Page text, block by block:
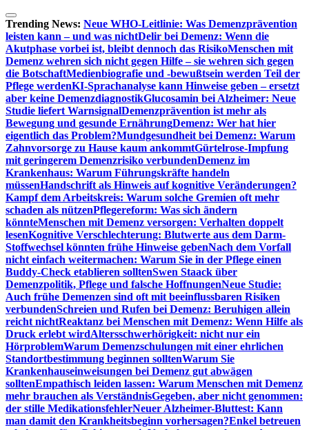
Zum
Inhalt
springen
Trending News: Neue WHO-Leitlinie: Was Demenzprävention
leisten kann – und was nichtDelir bei Demenz: Wenn die
Akutphase vorbei ist, bleibt dennoch das RisikoMenschen mit
Demenz wehren sich nicht gegen Hilfe – sie wehren sich gegen
die BotschaftMedienbiografie und -bewußtsein werden Teil der
Pflege werdenKI-Sprachanalyse kann Hinweise geben – ersetzt
aber keine DemenzdiagnostikGlucosamin bei Alzheimer: Neue
Studie liefert WarnsignalDemenzprävention ist mehr als
Bewegung und gesunde ErnährungDemenz: Wer hat hier
eigentlich das Problem?Mundgesundheit bei Demenz: Warum
Zahnvorsorge zu Hause kaum ankommtGürtelrose-Impfung
mit geringerem Demenzrisiko verbundenDemenz im
Krankenhaus: Warum Führungskräfte handeln
müssenHandschrift als Hinweis auf kognitive Veränderungen?
Kampf dem Arbeitskreis: Warum solche Gremien oft mehr
schaden als nützenPflegereform: Was sich ändern
könnteMenschen mit Demenz versorgen: Verhalten doppelt
lesenKognitive Verschlechterung: Blutwerte aus dem Darm-
Stoffwechsel könnten frühe Hinweise gebenNach dem Vorfall
nicht einfach weitermachen: Warum Sie in der Pflege einen
Buddy-Check etablieren solltenSwen Staack über
Demenzpolitik, Pflege und falsche HoffnungenNeue Studie:
Auch frühe Demenzen sind oft mit beeinflussbaren Risiken
verbundenSchreien und Rufen bei Demenz: Beruhigen allein
reicht nichtReaktanz bei Menschen mit Demenz: Wenn Hilfe als
Druck erlebt wirdAltersschwerhörigkeit: nicht nur ein
HörproblemWarum Demenzschulungen mit einer ehrlichen
Standortbestimmung beginnen solltenWarum Sie
Krankenhauseinweisungen bei Demenz gut abwägen
solltenEmpathisch leiden lassen: Warum Menschen mit Demenz
mehr brauchen als VerständnisGegeben, aber nicht genommen:
der stille MedikationsfehlerNeuer Alzheimer-Bluttest: Kann
man damit den Krankheitsbeginn vorhersagen?Enkel betreuen